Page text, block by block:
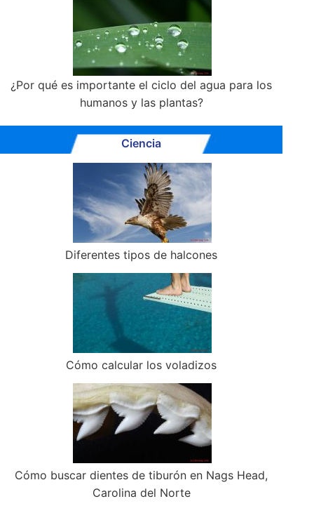
¿Por qué es importante el ciclo del agua para los
humanos y las plantas?
Ciencia
Diferentes tipos de halcones
Cómo calcular los voladizos
Cómo buscar dientes de tiburón en Nags Head,
Carolina del Norte